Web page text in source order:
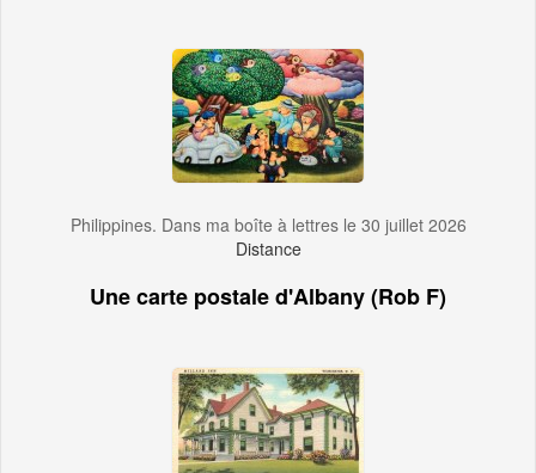
Philippines. Dans ma boîte à lettres le 30 juillet 2026
Distance
Une carte postale d'Albany (Rob F)